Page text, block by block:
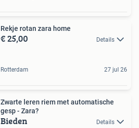
Rekje rotan zara home
€ 25,00 Details
Rotterdam 27 jul 26
Zwarte leren riem met automatische
gesp - Zara?
Bieden Details